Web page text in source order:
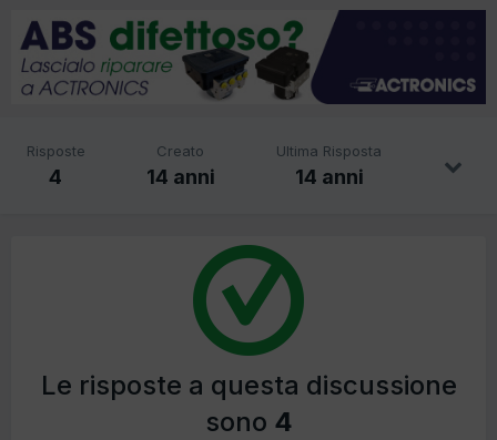
Risposte
4
Creato
14 anni
Ultima Risposta
14 anni
Le risposte a questa discussione
sono 4